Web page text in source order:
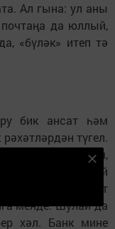
Ал гына: ул аны
да юллый,
«бүләк» итеп тә
бик ансат һәм
түгел.
кирәк булгач,
булдым. Ике-өч ай
дә, иминият
менде. Шулай да
хәл. Банк мине